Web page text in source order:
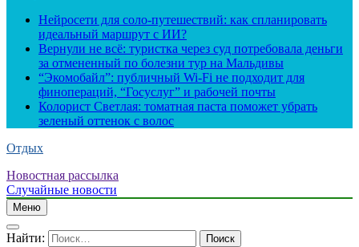
Нейросети для соло-путешествий: как спланировать
идеальный маршрут с ИИ?
Вернули не всё: туристка через суд потребовала деньги
за отмененный по болезни тур на Мальдивы
“Экомобайл”: публичный Wi-Fi не подходит для
финопераций, “Госуслуг” и рабочей почты
Колорист Светлая: томатная паста поможет убрать
зеленый оттенок с волос
Отдых
Новостная рассылка
Случайные новости
Меню
Найти: